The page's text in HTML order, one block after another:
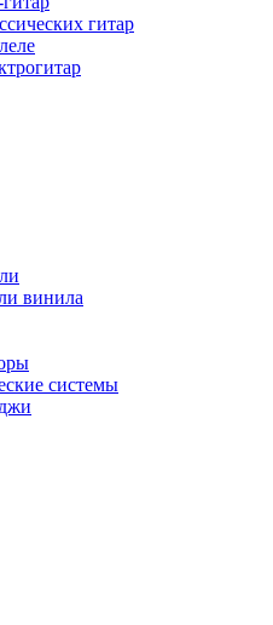
гитар
винила
системы